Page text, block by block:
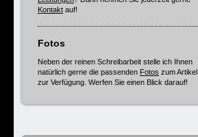
Kontakt auf!
Fotos
Neben der reinen Schreibarbeit stelle ich Ihnen
natürlich gerne die passenden Fotos zum Artikel
zur Verfügung. Werfen Sie einen Blick darauf!